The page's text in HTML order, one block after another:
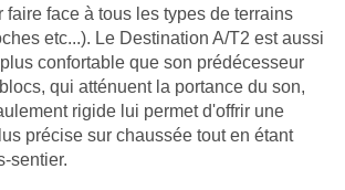
faire face à tous les types de terrains
etc...). Le Destination A/T2 est aussi
confortable que son prédécesseur
qui atténuent la portance du son,
rigide lui permet d'offrir une
précise sur chaussée tout en étant
sentier.